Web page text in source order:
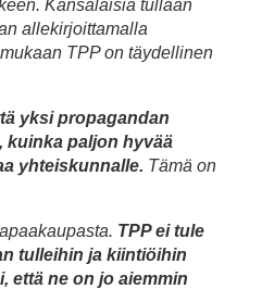
Kansalaisia tullaan
allekirjoittamalla
TPP on täydellinen
yksi propagandan
kuinka paljon hyvää
yhteiskunnalle. Tämä on
TPP ei tule
tulleihin ja kiintiöihin
että ne on jo aiemmin